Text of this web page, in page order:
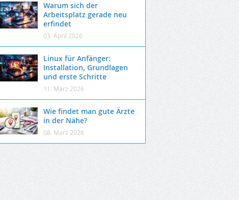
Warum sich der
Arbeitsplatz gerade neu
erfindet
03. April 2026
Linux für Anfänger:
Installation, Grundlagen
und erste Schritte
11. März 2026
Wie findet man gute Ärzte
in der Nähe?
08. März 2026